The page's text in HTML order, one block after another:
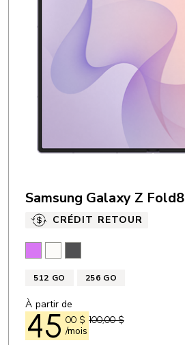
Samsung Galaxy Z Fold8
CRÉDIT RETOUR
512 GO 256 GO
À partir de
45 00 $
/mois
100,00 $